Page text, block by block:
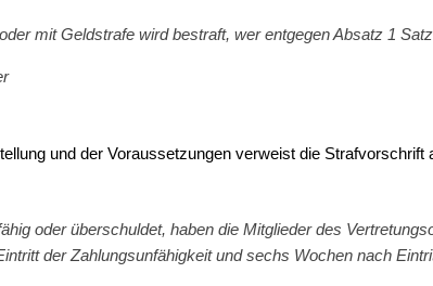
mit Geldstrafe wird bestraft, wer entgegen Absatz 1
und der Voraussetzungen verweist die
oder überschuldet, haben die Mitglieder des
der Zahlungsunfähigkeit und sechs Wochen nach